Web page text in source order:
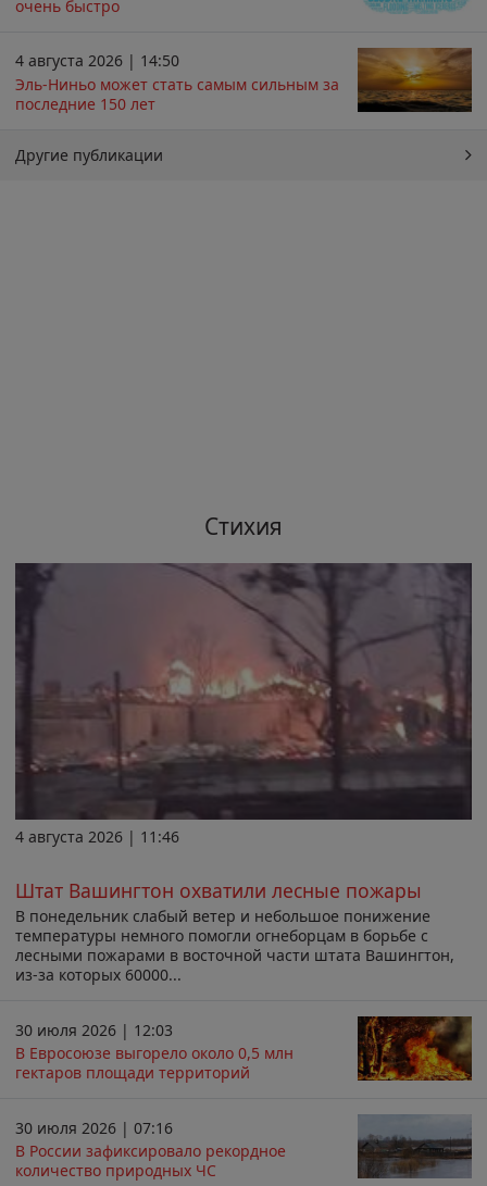
очень быстро
4 августа 2026 | 14:50
Эль-Ниньо может стать самым сильным за
последние 150 лет
Другие публикации
Стихия
4 августа 2026 | 11:46
Штат Вашингтон охватили лесные пожары
В понедельник слабый ветер и небольшое понижение
температуры немного помогли огнеборцам в борьбе с
лесными пожарами в восточной части штата Вашингтон,
из-за которых 60000...
30 июля 2026 | 12:03
В Евросоюзе выгорело около 0,5 млн
гектаров площади территорий
30 июля 2026 | 07:16
В России зафиксировало рекордное
количество природных ЧС